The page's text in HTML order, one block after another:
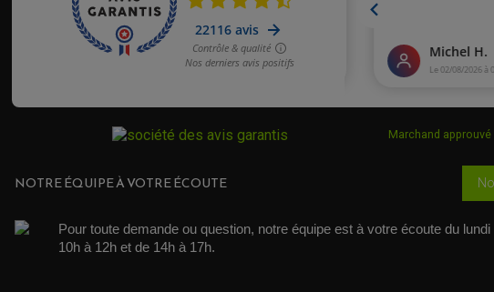
Marchand
NOTRE ÉQUIPE À VOTRE ÉCOUTE
Pour toute demande ou question, notre équipe est à votre écoute du
10h à 12h et de 14h à 17h.